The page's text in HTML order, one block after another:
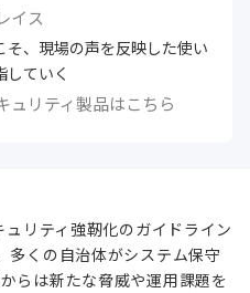
イス
、現場の声を反映した使い
ていく
ュリティ製品はこちら
リティ強靭化のガイドライン
多くの自治体がシステム保守
らは新たな脅威や運用課題を